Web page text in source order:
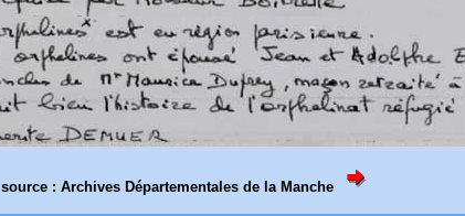
source : Archives Départementales de la Manche